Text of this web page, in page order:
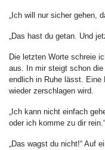
„Ich will nur sicher gehen,
„Das hast du getan. Und
Die letzten Worte schreie
aus. In mir steigt schon
endlich in Ruhe lässt.
wieder zerschlagen wird.
„Ich kann nicht einfach
oder ich komme zu dir rein.“
„Das wagst du nicht!“ Auf